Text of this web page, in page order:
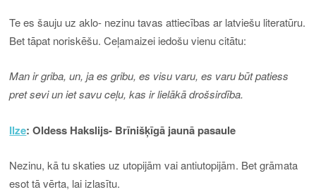
Te es šauju uz aklo- nezinu tavas attiecības ar latviešu literatūru.
Bet tāpat noriskēšu. Ceļamaizei iedošu vienu citātu:
Man ir griba, un, ja es gribu, es visu varu, es varu būt patiess
pret sevi un iet savu ceļu, kas ir lielākā drošsirdība.
Ilze: Oldess Hakslijs- Brīnišķīgā jaunā pasaule
Nezinu, kā tu skaties uz utopijām vai antiutopijām. Bet grāmata
esot tā vērta, lai izlasītu.